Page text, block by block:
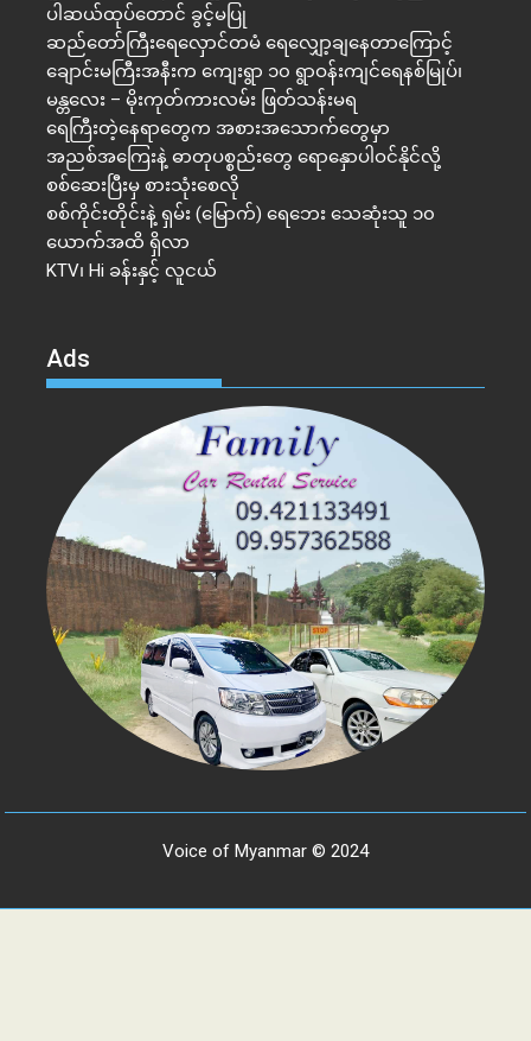
ပါဆယ်ထုပ်တောင် ခွင့်မပြု
ဆည်တော်ကြီးရေလှောင်တမံ ရေလျှော့ချနေတာကြောင့်
ချောင်းမကြီးအနီးက ကျေးရွာ ၁၀ ရွာဝန်းကျင်ရေနစ်မြုပ်၊
မန္တလေး – မိုးကုတ်ကားလမ်း ဖြတ်သန်းမရ
ရေကြီးတဲ့​နေရာ​တွေက အစားအသောက်တွေမှာ
အညစ်အကြေးနဲ့ ဓာတုပစ္စည်းတွေ ရောနှောပါဝင်နိုင်လို့
စစ်ဆေးပြီးမှ စားသုံးစေလို
စစ်ကိုင်းတိုင်းနဲ့ ရှမ်း (မြောက်) ရေဘေး သေဆုံးသူ ၁၀
ယောက်အထိ ရှိလာ
KTV၊ Hi ခန်းနှင့် လူငယ်
Ads
Voice of Myanmar © 2024